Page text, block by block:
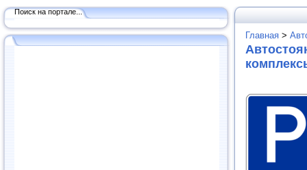
Поиск на портале...
Главная >